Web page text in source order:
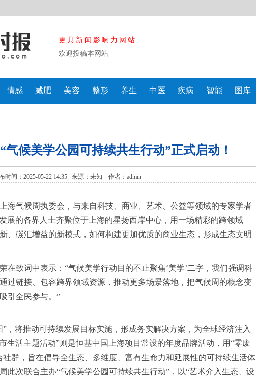
更具新闻影响力网站
欢迎投稿本网站
情感 减肥 美容 整形 养生 中医 疾病 智能 图库
气候美学公园可持续共生行动”正式启动！
时间：2025-05-22 14:35 来源： 未知 作者：admin
海气候周执委会，与来自科技、商业、艺术、公益等领域的专家学者
展的各界人士齐聚位于上海的星扬西岸中心，用一场精彩的跨领域
、碳汇增益的新模式，如何构建更加优质的商业生态，形成生态文明
在致词中表示：“气候美学行动目的不止聚焦‘美学’二字，我们强调科
过链接、包容跨界领域资源，推动更多场景落地，把气候周的概念变
引全民参与。”
”，将推动可持续发展目标实施，形成务实解决方案，为全球经济注入
生活主题活动”则是恒基中国上海项目常设的年度品牌活动，用“零废
群，旨在倡导全生态、多维度、富有生命力和延展性的可持续生活体
此次联合主办“气候美学公园可持续共生行动”，以“艺术介入生态、设